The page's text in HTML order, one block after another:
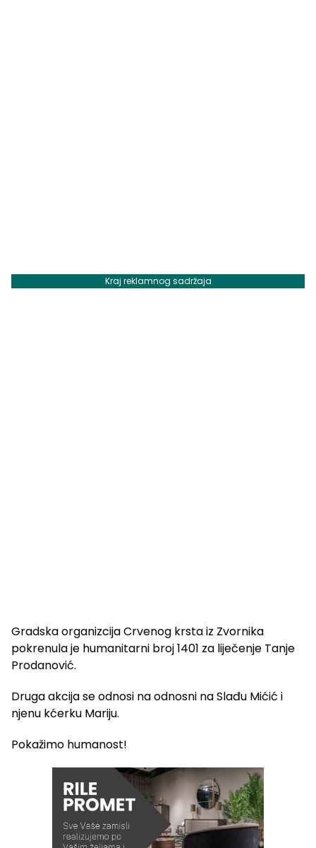
Kraj reklamnog sadržaja
Gradska organizcija Crvenog krsta iz Zvornika
pokrenula je humanitarni broj 1401 za liječenje Tanje
Prodanović.
Druga akcija se odnosi na odnosni na Slađu Mićić i
njenu kćerku Mariju.
Pokažimo humanost!